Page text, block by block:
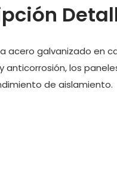
acero galvanizado en
anticorrosión, los
de aislamiento.